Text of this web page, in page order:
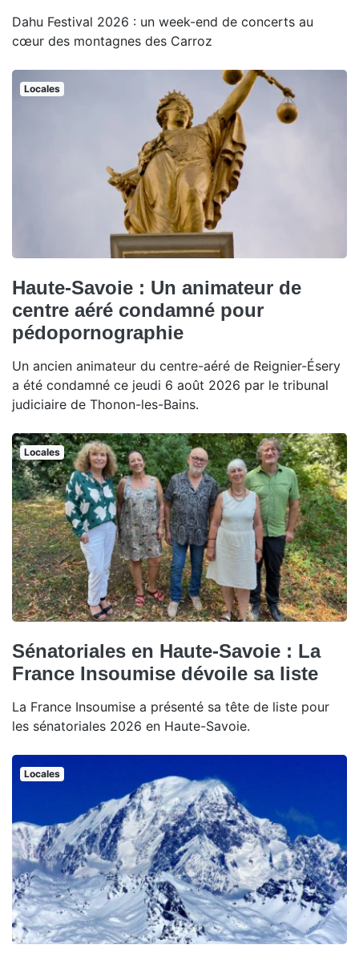
Dahu Festival 2026 : un week-end de concerts au
cœur des montagnes des Carroz
Locales
Haute-Savoie : Un animateur de
centre aéré condamné pour
pédopornographie
Un ancien animateur du centre-aéré de Reignier-Ésery
a été condamné ce jeudi 6 août 2026 par le tribunal
judiciaire de Thonon-les-Bains.
Locales
Sénatoriales en Haute-Savoie : La
France Insoumise dévoile sa liste
La France Insoumise a présenté sa tête de liste pour
les sénatoriales 2026 en Haute-Savoie.
Locales